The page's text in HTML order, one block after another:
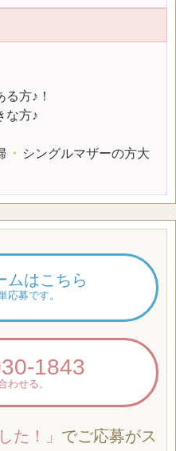
方♪！
な方♪
・ シングルマザーの方大
ムはこちら
応募です。
1843
わせる。
た！」 でご応募がス